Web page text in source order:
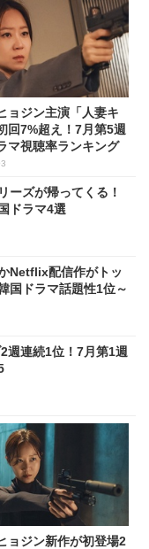
ョジン主演「人妻キ
回7%超え！7月第5週
マ視聴率ランキング
ーズが帰ってくる！
ドラマ4選
Netflix配信作がトッ
国ドラマ話題性1位～
週連続1位！7月第1週
ョジン新作が初登場2